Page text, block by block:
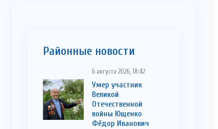
Районные новости
6 августа 2026, 18:42
Умер участник
Великой
Отечественной
войны Ющенко
Фёдор Иванович